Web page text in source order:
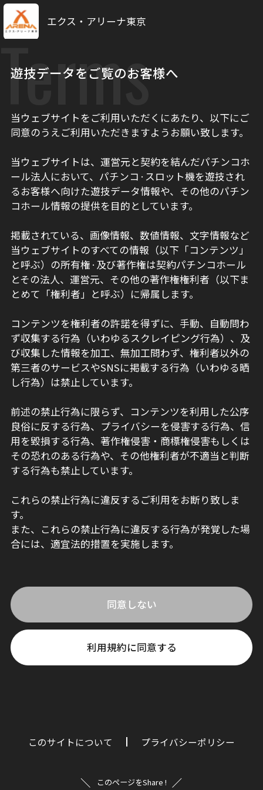
エクス・アリーナ東京
Terms
遊技データをご覧のお客様へ
当ウェブサイトをご利用いただくにあたり、以下にご
同意のうえご利用いただきますようお願い致します。
当ウェブサイトは、運営元と契約を結んだパチンコホ
ール法人において、パチンコ·スロット機を遊技され
るお客様へ向けた遊技データ情報や、その他のパチン
コホール情報の提供を目的としています。
掲載されている、画像情報、数値情報、文字情報など
当ウェブサイトのすべての情報（以下「コンテンツ」
と呼ぶ）の所有権·及び著作権は契約パチンコホール
とその法人、運営元、その他の著作権権利者（以下ま
とめて「権利者」と呼ぶ）に帰属します。
コンテンツを権利者の許諾を得ずに、手動、自動問わ
ず収集する行為（いわゆるスクレイピング行為）、及
び収集した情報を加工、無加工問わず、権利者以外の
第三者のサービスやSNSに掲載する行為（いわゆる晒
し行為）は禁止しています。
前述の禁止行為に限らず、コンテンツを利用した公序
良俗に反する行為、プライバシーを侵害する行為、信
用を毀損する行為、著作権侵害・商標権侵害もしくは
その恐れのある行為や、その他権利者が不適当と判断
する行為も禁止しています。
これらの禁止行為に違反するご利用をお断り致しま
す。
また、これらの禁止行為に違反する行為が発覚した場
合には、適宜法的措置を実施します。
同意しない
利用規約に同意する
このサイトについて プライバシーポリシー
このページをShare !